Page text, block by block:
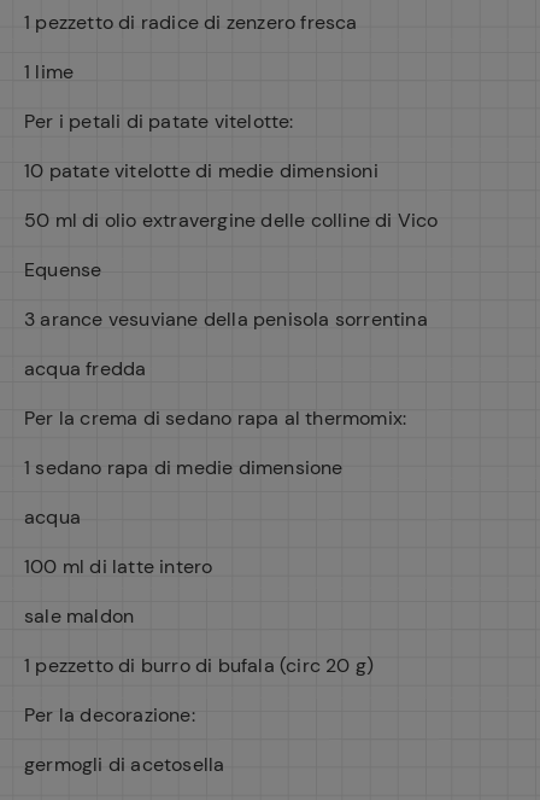
1 pezzetto di radice di zenzero fresca
1 lime
Per i petali di patate vitelotte:
10 patate vitelotte di medie dimensioni
50 ml di olio extravergine delle colline di Vico
Equense
3 arance vesuviane della penisola sorrentina
acqua fredda
Per la crema di sedano rapa al thermomix:
1 sedano rapa di medie dimensione
acqua
100 ml di latte intero
sale maldon
1 pezzetto di burro di bufala (circ 20 g)
Per la decorazione:
germogli di acetosella